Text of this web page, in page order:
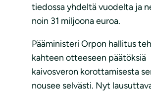
tiedossa yhdeltä vuodelta ja
noin 31 miljoona euroa.
Pääministeri Orpon hallitus
kahteen otteeseen päätöksiä
kaivosveron korottamisesta
nousee selvästi. Nyt